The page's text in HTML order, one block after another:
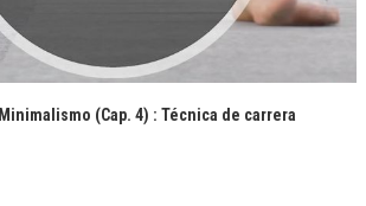
Minimalismo (Cap. 4) : Técnica de carrera